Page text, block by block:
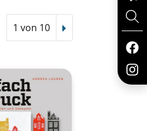
1 von 10 Nächster Treffer